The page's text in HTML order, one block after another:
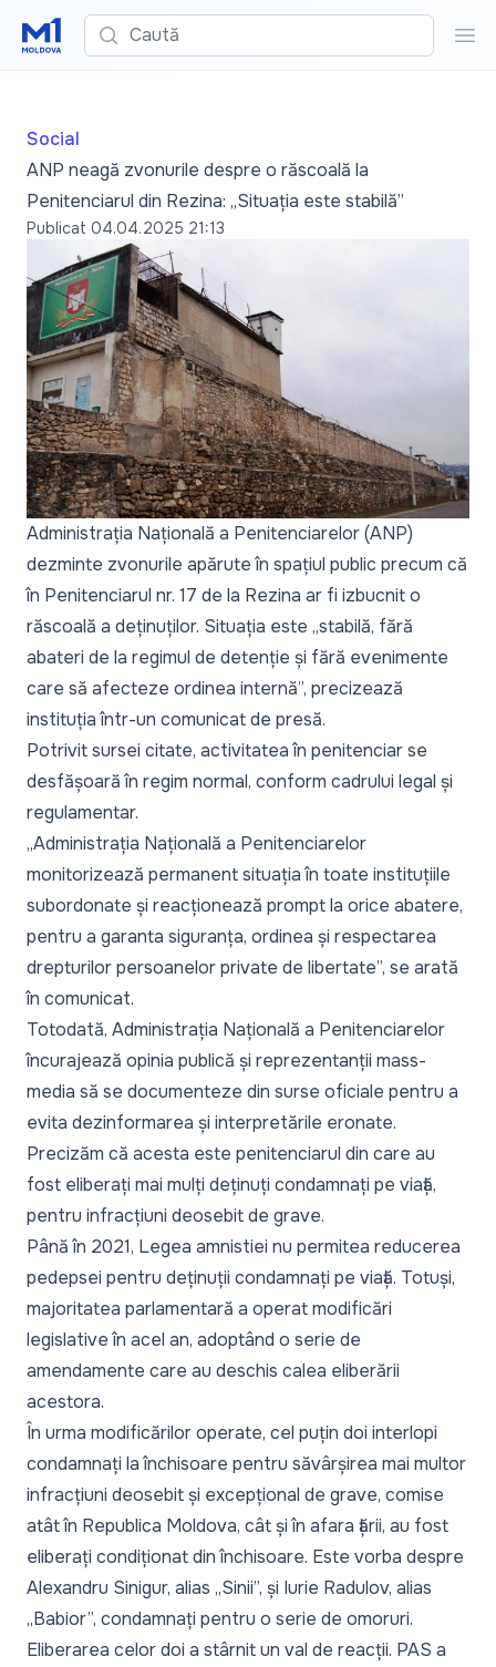
Caută
Social
ANP neagă zvonurile despre o răscoală la
Penitenciarul din Rezina: „Situația este stabilă”
Publicat 04.04.2025 21:13
Administrația Națională a Penitenciarelor (ANP)
dezminte zvonurile apărute în spațiul public precum că
în Penitenciarul nr. 17 de la Rezina ar fi izbucnit o
răscoală a deținuților. Situația este „stabilă, fără
abateri de la regimul de detenție și fără evenimente
care să afecteze ordinea internă”, precizează
instituția într-un comunicat de presă.
Potrivit sursei citate, activitatea în penitenciar se
desfășoară în regim normal, conform cadrului legal și
regulamentar.
„Administrația Națională a Penitenciarelor
monitorizează permanent situația în toate instituțiile
subordonate și reacționează prompt la orice abatere,
pentru a garanta siguranța, ordinea și respectarea
drepturilor persoanelor private de libertate”, se arată
în comunicat.
Totodată, Administrația Națională a Penitenciarelor
încurajează opinia publică și reprezentanții mass-
media să se documenteze din surse oficiale pentru a
evita dezinformarea și interpretările eronate.
Precizăm că acesta este penitenciarul din care au
fost eliberați mai mulți deținuți condamnați pe viață,
pentru infracțiuni deosebit de grave.
Până în 2021, Legea amnistiei nu permitea reducerea
pedepsei pentru deținuții condamnați pe viață. Totuși,
majoritatea parlamentară a operat modificări
legislative în acel an, adoptând o serie de
amendamente care au deschis calea eliberării
acestora.
În urma modificărilor operate, cel puțin doi interlopi
condamnați la închisoare pentru săvârșirea mai multor
infracțiuni deosebit și excepțional de grave, comise
atât în Republica Moldova, cât și în afara țării, au fost
eliberați condiționat din închisoare. Este vorba despre
Alexandru Sinigur, alias „Sinii”, și Iurie Radulov, alias
„Babior”, condamnați pentru o serie de omoruri.
Eliberarea celor doi a stârnit un val de reacții. PAS a